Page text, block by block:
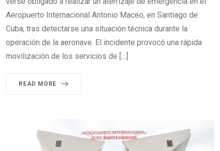
Aeropuerto Internacional Antonio Maceo, en Santiago de
Cuba, tras detectarse una situación técnica durante la
operación de la aeronave. El incidente provocó una rápida
movilización de los servicios de […]
READ MORE